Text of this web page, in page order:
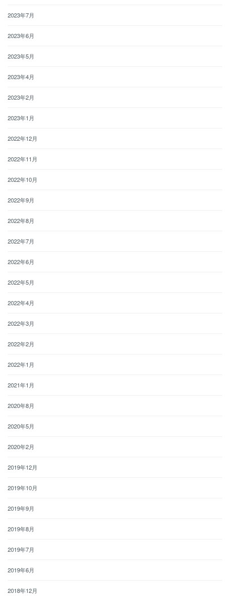
2023年7月
2023年6月
2023年5月
2023年4月
2023年2月
2023年1月
2022年12月
2022年11月
2022年10月
2022年9月
2022年8月
2022年7月
2022年6月
2022年5月
2022年4月
2022年3月
2022年2月
2022年1月
2021年1月
2020年8月
2020年5月
2020年2月
2019年12月
2019年10月
2019年9月
2019年8月
2019年7月
2019年6月
2018年12月